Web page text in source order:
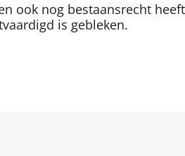
ook nog bestaansrecht
is gebleken.